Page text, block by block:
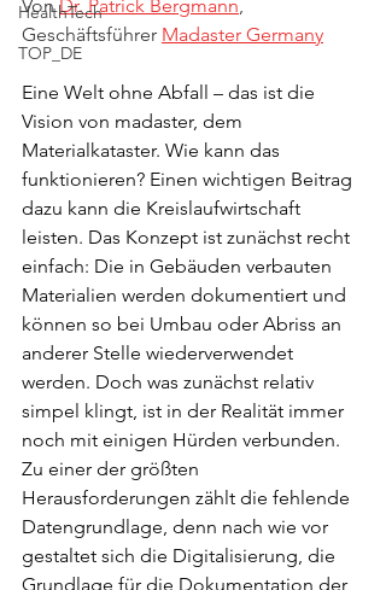
HealthTech
TOP_DE
Von Dr. Patrick Bergmann,
Geschäftsführer Madaster Germany
Eine Welt ohne Abfall – das ist die
Vision von madaster, dem
Materialkataster. Wie kann das
funktionieren? Einen wichtigen Beitrag
dazu kann die Kreislaufwirtschaft
leisten. Das Konzept ist zunächst recht
einfach: Die in Gebäuden verbauten
Materialien werden dokumentiert und
können so bei Umbau oder Abriss an
anderer Stelle wiederverwendet
werden. Doch was zunächst relativ
simpel klingt, ist in der Realität immer
noch mit einigen Hürden verbunden.
Zu einer der größten
Herausforderungen zählt die fehlende
Datengrundlage, denn nach wie vor
gestaltet sich die Digitalisierung, die
Grundlage für die Dokumentation der